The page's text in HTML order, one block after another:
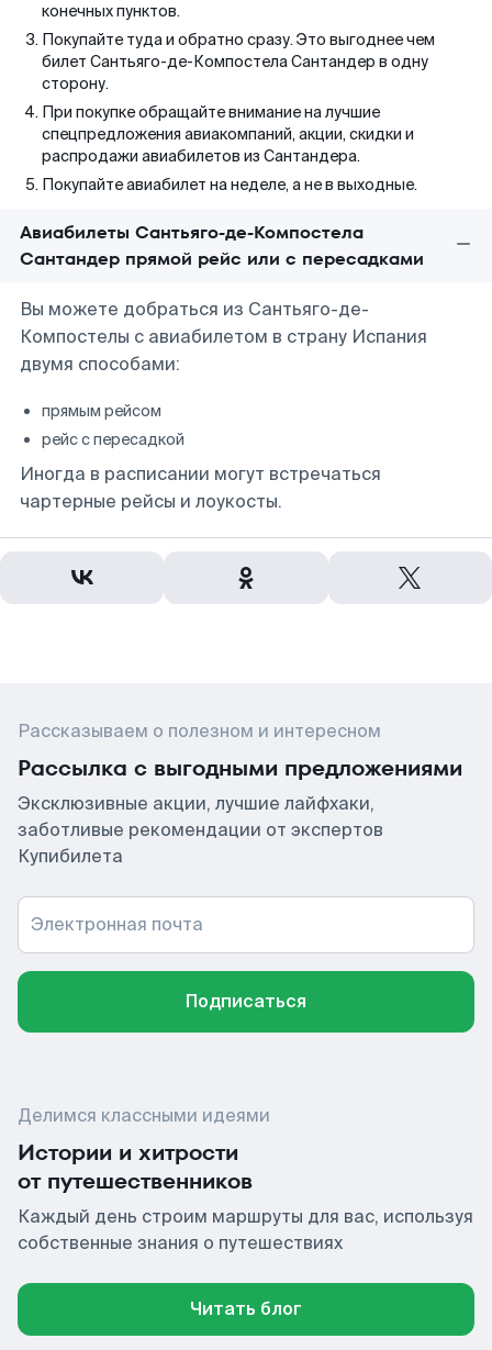
конечных пунктов.
Покупайте туда и обратно сразу. Это выгоднее чем
билет Сантьяго-де-Компостела Сантандер в одну
сторону.
При покупке обращайте внимание на лучшие
спецпредложения авиакомпаний, акции, скидки и
распродажи авиабилетов из Сантандера.
Покупайте авиабилет на неделе, а не в выходные.
Авиабилеты Сантьяго-де-Компостела
Сантандер прямой рейс или с пересадками
Вы можете добраться из Сантьяго-де-
Компостелы с авиабилетом в страну Испания
двумя способами:
прямым рейсом
рейс с пересадкой
Иногда в расписании могут встречаться
чартерные рейсы и лоукосты.
Рассказываем о полезном и интересном
Рассылка с выгодными предложениями
Эксклюзивные акции, лучшие лайфхаки,
заботливые рекомендации от экспертов
Купибилета
Электронная почта
Подписаться
Делимся классными идеями
Истории и хитрости
от путешественников
Каждый день строим маршруты для вас, используя
собственные знания о путешествиях
Читать блог